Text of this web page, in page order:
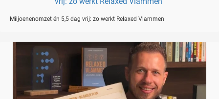
Miljoenenomzet én 5,5 dag vrij: zo werkt Relaxed Vlammen